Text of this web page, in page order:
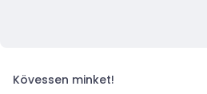
Kövessen minket!